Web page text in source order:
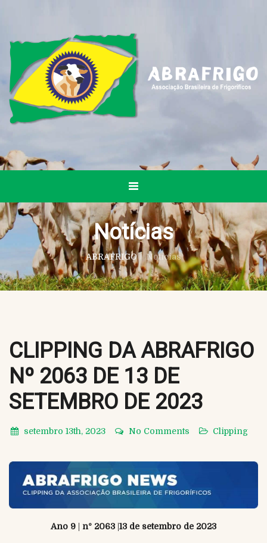
Notícias
ABRAFRIGO / Notícias
CLIPPING DA ABRAFRIGO
Nº 2063 DE 13 DE
SETEMBRO DE 2023
setembro 13th, 2023 No Comments Clipping
Ano 9 nº 2063 13 de setembro de 2023